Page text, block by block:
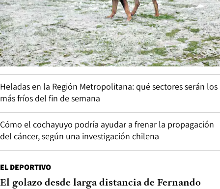
Heladas en la Región Metropolitana: qué sectores serán los
más fríos del fin de semana
Cómo el cochayuyo podría ayudar a frenar la propagación
del cáncer, según una investigación chilena
EL DEPORTIVO
El golazo desde larga distancia de Fernando